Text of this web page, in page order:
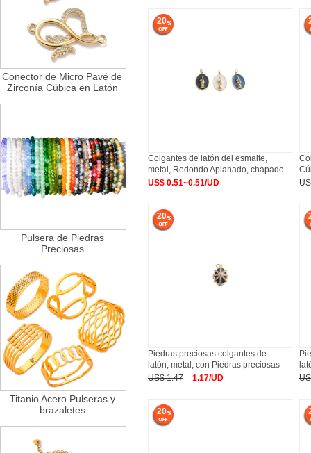
20
Colgantes de latón del esmalte,
metal, Redondo Aplanado, chapado
US$ 0.51~0.51/UD
20
Piedras preciosas colgantes de
latón, metal, con Piedras preciosas
US$ 1.47
1.17/UD
20
Conector de Micro Pavé de
Zirconía Cúbica en Latón
Pulsera de Piedras
Preciosas
Titanio Acero Pulseras y
brazaletes